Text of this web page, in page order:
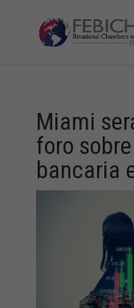
Miami
foro
bancaria